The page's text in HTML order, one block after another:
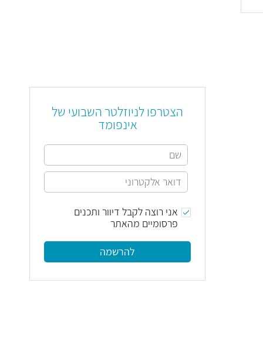
הצטרפו לניוזלטר השבועי של
אינפומד
אני רוצה לקבל דיוור ותכנים
פרסומיים מהאתר
להרשמה